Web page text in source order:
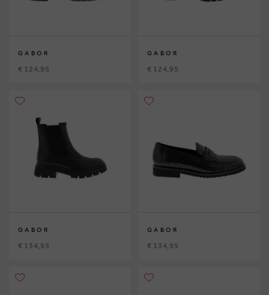
GABOR
€ 124,95
GABOR
€ 124,95
GABOR
€ 134,95
GABOR
€ 134,95